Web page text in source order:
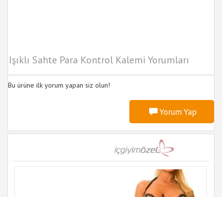
Işıklı Sahte Para Kontrol Kalemi Yorumları
Bu ürüne ilk yorum yapan siz olun!
Yorum Yap